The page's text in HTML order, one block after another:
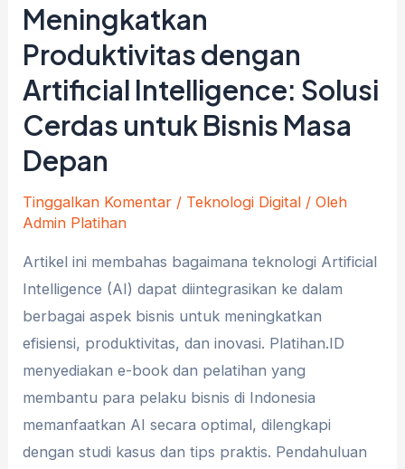
Meningkatkan
Produktivitas dengan
Artificial Intelligence: Solusi
Cerdas untuk Bisnis Masa
Depan
Tinggalkan Komentar / Teknologi Digital / Oleh
Admin Platihan
Artikel ini membahas bagaimana teknologi Artificial
Intelligence (AI) dapat diintegrasikan ke dalam
berbagai aspek bisnis untuk meningkatkan
efisiensi, produktivitas, dan inovasi. Platihan.ID
menyediakan e-book dan pelatihan yang
membantu para pelaku bisnis di Indonesia
memanfaatkan AI secara optimal, dilengkapi
dengan studi kasus dan tips praktis. Pendahuluan